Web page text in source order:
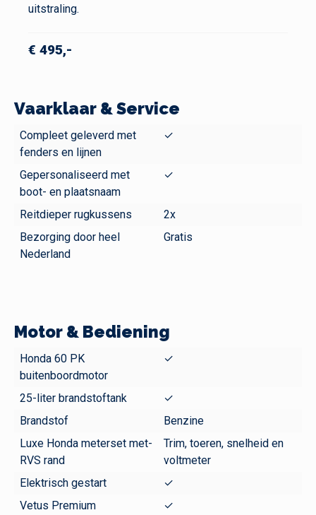
uitstraling.
€ 495,-
Vaarklaar & Service
Compleet geleverd met
fenders en lijnen
✓
Gepersonaliseerd met
boot- en plaatsnaam
✓
Reitdieper rugkussens
2x
Bezorging door heel
Nederland
Gratis
Motor & Bediening
Honda 60 PK
buitenboordmotor
✓
25-liter brandstoftank
✓
Brandstof
Benzine
Luxe Honda meterset met-
RVS rand
Trim, toeren, snelheid en
voltmeter
Elektrisch gestart
✓
Vetus Premium
✓